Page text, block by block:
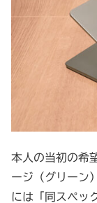
本人の当初の
ージ（グリーン
には「同スペッ